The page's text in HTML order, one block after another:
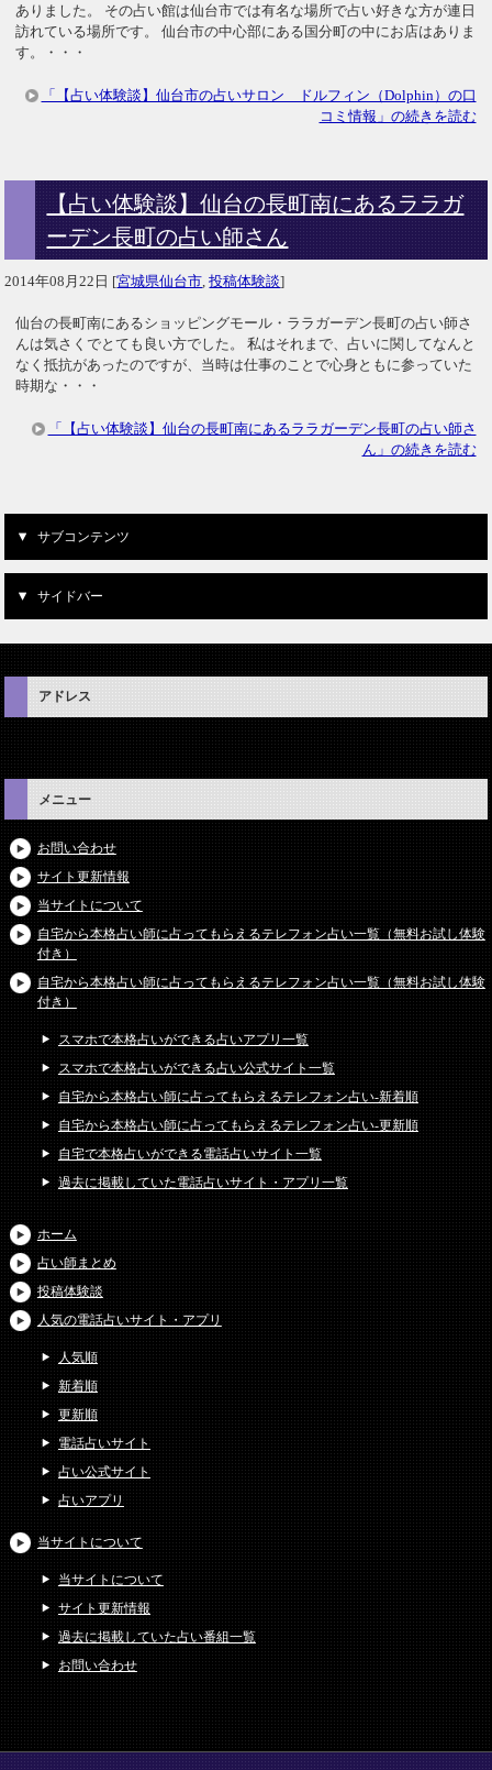
ありました。 その占い館は仙台市では有名な場所で占い好きな方が連日
訪れている場所です。 仙台市の中心部にある国分町の中にお店はありま
す。・・・
「【占い体験談】仙台市の占いサロン ドルフィン（Dolphin）の口
コミ情報」の続きを読む
【占い体験談】仙台の長町南にあるララガ
ーデン長町の占い師さん
2014年08月22日 [宮城県仙台市 ,投稿体験談]
仙台の長町南にあるショッピングモール・ララガーデン長町の占い師さ
んは気さくでとても良い方でした。 私はそれまで、占いに関してなんと
なく抵抗があったのですが、当時は仕事のことで心身ともに参っていた
時期な・・・
「【占い体験談】仙台の長町南にあるララガーデン長町の占い師さ
ん」の続きを読む
サブコンテンツ
サイドバー
アドレス
メニュー
お問い合わせ
サイト更新情報
当サイトについて
自宅から本格占い師に占ってもらえるテレフォン占い一覧（無料お試し体験
付き）
自宅から本格占い師に占ってもらえるテレフォン占い一覧（無料お試し体験
付き）
スマホで本格占いができる占いアプリ一覧
スマホで本格占いができる占い公式サイト一覧
自宅から本格占い師に占ってもらえるテレフォン占い-新着順
自宅から本格占い師に占ってもらえるテレフォン占い-更新順
自宅で本格占いができる電話占いサイト一覧
過去に掲載していた電話占いサイト・アプリ一覧
ホーム
占い師まとめ
投稿体験談
人気の電話占いサイト・アプリ
人気順
新着順
更新順
電話占いサイト
占い公式サイト
占いアプリ
当サイトについて
当サイトについて
サイト更新情報
過去に掲載していた占い番組一覧
お問い合わせ